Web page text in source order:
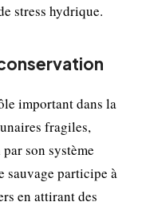
stress hydrique.
important dans la
fragiles,
son système
sauvage participe à
en attirant des